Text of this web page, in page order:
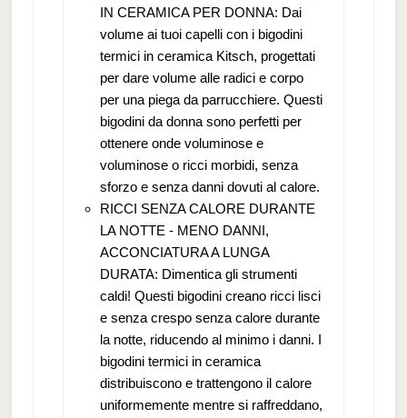
IN CERAMICA PER DONNA: Dai
volume ai tuoi capelli con i bigodini
termici in ceramica Kitsch, progettati
per dare volume alle radici e corpo
per una piega da parrucchiere. Questi
bigodini da donna sono perfetti per
ottenere onde voluminose e
voluminose o ricci morbidi, senza
sforzo e senza danni dovuti al calore.
RICCI SENZA CALORE DURANTE
LA NOTTE - MENO DANNI,
ACCONCIATURA A LUNGA
DURATA: Dimentica gli strumenti
caldi! Questi bigodini creano ricci lisci
e senza crespo senza calore durante
la notte, riducendo al minimo i danni. I
bigodini termici in ceramica
distribuiscono e trattengono il calore
uniformemente mentre si raffreddano,